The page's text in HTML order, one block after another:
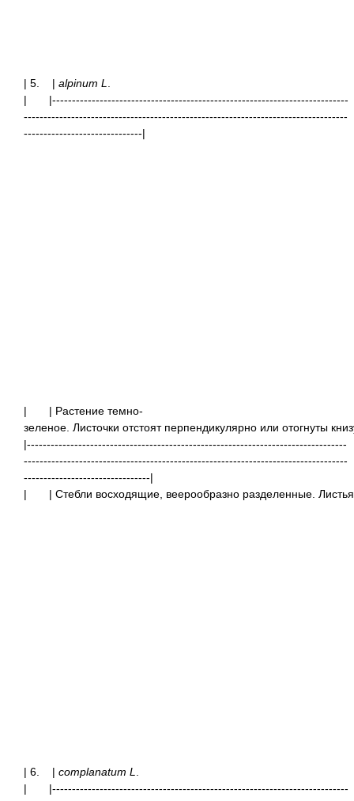
| 5. | alpinum L
|
|---------------------------------------------------------------------------
----------------------------------------------------------------------------------
------------------------------|
|
| Растение темно-
зеленое. Листочки отстоят перпендикулярно или отогнуты
|---------------------------------------------------------------------------------
----------------------------------------------------------------------------------
--------------------------------|
|
| Стебли восходящие, веерообразно разделенные.
| 6. | complanatum L
|
|---------------------------------------------------------------------------